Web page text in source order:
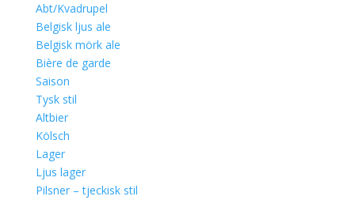
Abt/Kvadrupel
Belgisk ljus ale
Belgisk mörk ale
Bière de garde
Saison
Tysk stil
Altbier
Kölsch
Lager
Ljus lager
Pilsner – tjeckisk stil